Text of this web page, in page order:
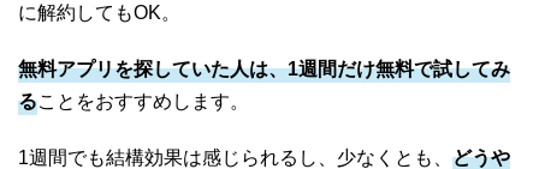
に解約してもOK。
無料アプリを探していた人は、1週間だけ無料で試してみ
ることをおすすめします。
1週間でも結構効果は感じられるし、少なくとも、 どうや